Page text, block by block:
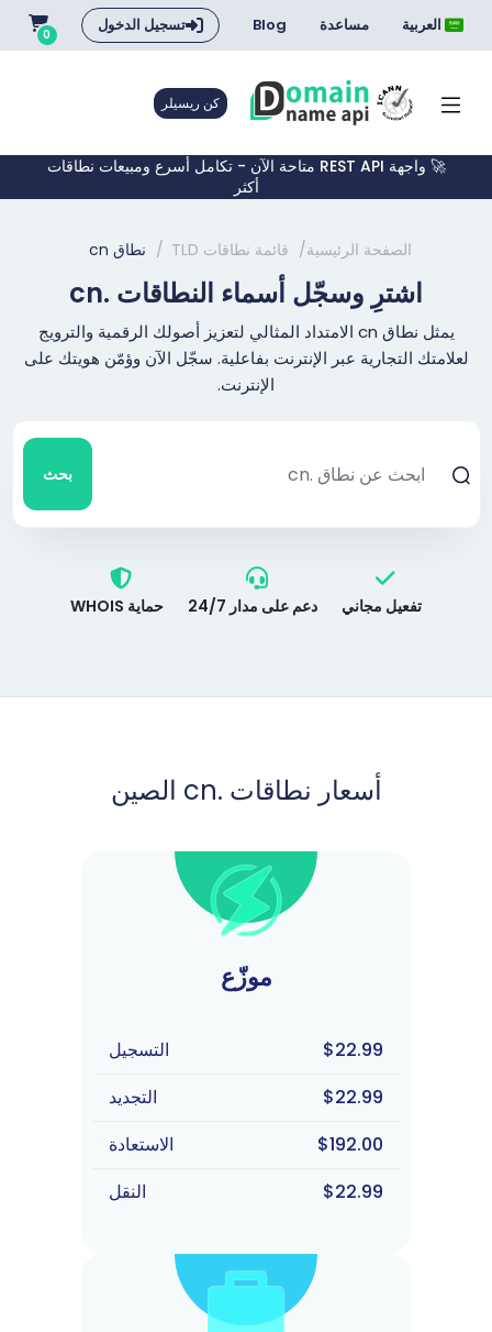
العربية مساعدة Blog تسجيل الدخول 0
كن ريسيلر
🚀 واجهة REST API متاحة الآن - تكامل أسرع ومبيعات نطاقات
أكثر
الصفحة الرئيسية قائمة نطاقات TLD نطاق cn
اشترِ وسجّل أسماء النطاقات .cn
يمثل نطاق cn الامتداد المثالي لتعزيز أصولك الرقمية والترويج
لعلامتك التجارية عبر الإنترنت بفاعلية. سجّل الآن وؤمّن هويتك على
الإنترنت.
بحث
تفعيل مجاني دعم على مدار 24/7 حماية WHOIS
أسعار نطاقات .cn الصين
موزّع
$22.99
التسجيل
$22.99
التجديد
$192.00
الاستعادة
$22.99
النقل